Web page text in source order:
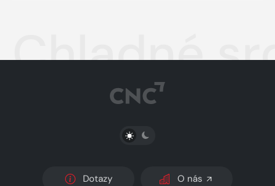
Chladné
PŘEPNOUT SVĚTLÝ/TMAVÝ REŽIM
Dotazy O nás